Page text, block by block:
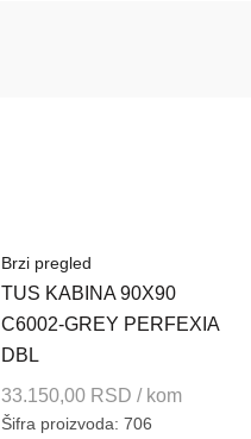
Brzi pregled
TUS KABINA 90X90
C6002-GREY PERFEXIA
DBL
33.150,00 RSD / kom
Šifra proizvoda: 706